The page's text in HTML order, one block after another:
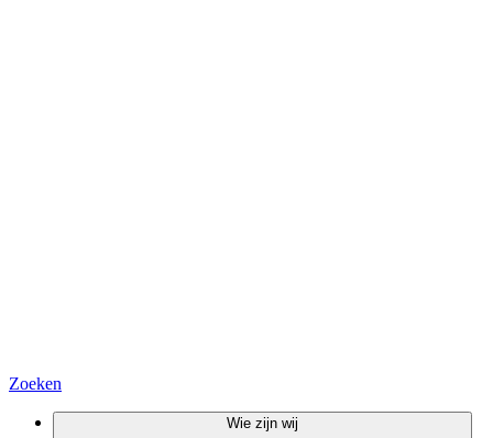
Zoeken
Wie zijn wij